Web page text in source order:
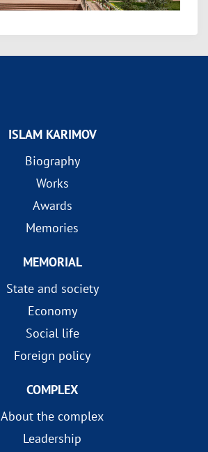
ISLAM KARIMOV
Biography
Works
Awards
Memories
MEMORIAL
State and society
Economy
Social life
Foreign policy
COMPLEX
About the complex
Leadership